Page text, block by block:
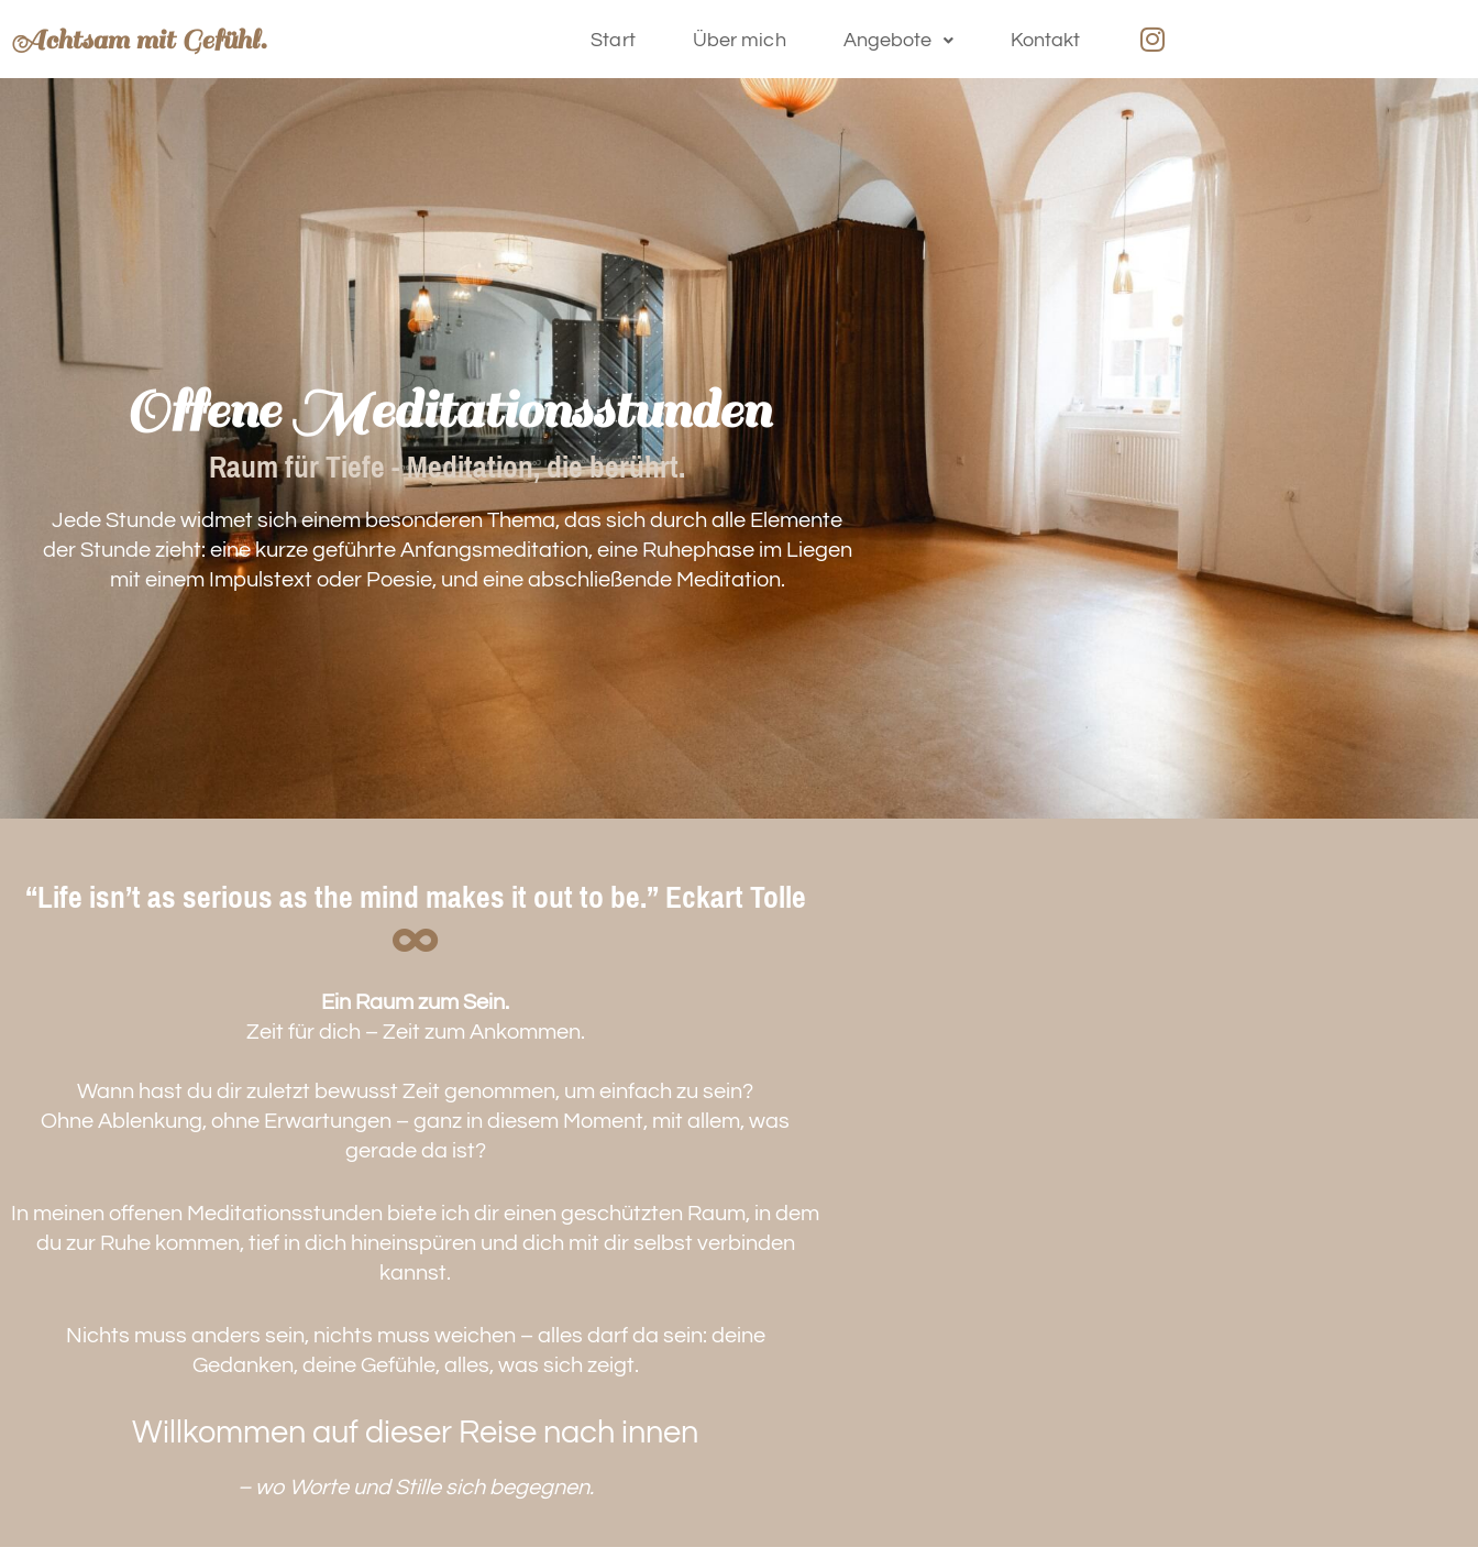
Achtsam mit Gefühl. Start Über mich Angebote Kontakt
Offene Meditationsstunden
Raum für Tiefe - Meditation, die berührt.
Jede Stunde widmet sich einem besonderen Thema, das sich durch alle Elemente
der Stunde zieht: eine kurze geführte Anfangsmeditation, eine Ruhephase im Liegen
mit einem Impulstext oder Poesie, und eine abschließende Meditation.
“Life isn’t as serious as the mind makes it out to be.” Eckart Tolle
Ein Raum zum Sein.
Zeit für dich – Zeit zum Ankommen.
Wann hast du dir zuletzt bewusst Zeit genommen, um einfach zu sein?
Ohne Ablenkung, ohne Erwartungen – ganz in diesem Moment, mit allem, was
gerade da ist?
In meinen offenen Meditationsstunden biete ich dir einen geschützten Raum, in dem
du zur Ruhe kommen, tief in dich hineinspüren und dich mit dir selbst verbinden
kannst.
Nichts muss anders sein, nichts muss weichen – alles darf da sein: deine
Gedanken, deine Gefühle, alles, was sich zeigt.
Willkommen auf dieser Reise nach innen
– wo Worte und Stille sich begegnen.